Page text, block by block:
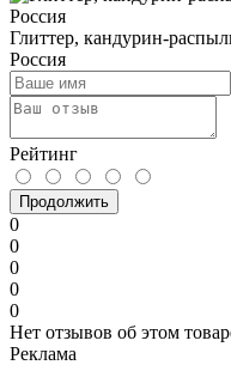
Глиттер, кандурин-
Россия
Рейтинг
Продолжить
0
0
0
0
0
Нет отзывов об этом
Реклама